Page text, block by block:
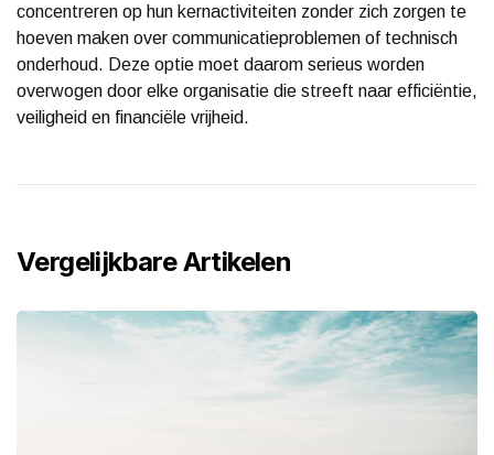
concentreren op hun kernactiviteiten zonder zich zorgen te
hoeven maken over communicatieproblemen of technisch
onderhoud. Deze optie moet daarom serieus worden
overwogen door elke organisatie die streeft naar efficiëntie,
veiligheid en financiële vrijheid.
Vergelijkbare Artikelen